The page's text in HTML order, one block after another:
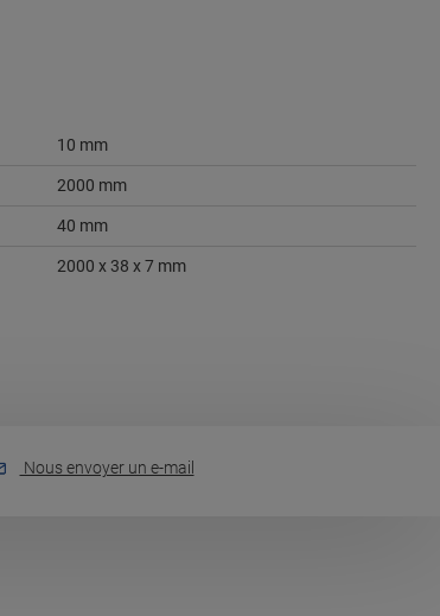
10 mm
2000 mm
40 mm
2000 x 38 x 7 mm
Nous envoyer un e-mail